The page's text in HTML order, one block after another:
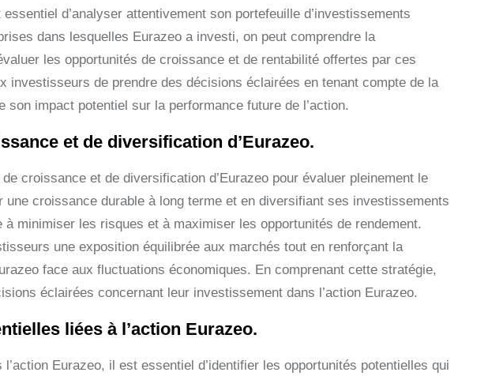
d’analyser attentivement son portefeuille d’investissements
dans lesquelles Eurazeo a investi, on peut comprendre la
les opportunités de croissance et de rentabilité offertes par ces
investisseurs de prendre des décisions éclairées en tenant compte de la
son impact potentiel sur la performance future de l’action.
et de diversification d’Eurazeo.
croissance et de diversification d’Eurazeo pour évaluer pleinement le
une croissance durable à long terme et en diversifiant ses investissements
minimiser les risques et à maximiser les opportunités de rendement.
une exposition équilibrée aux marchés tout en renforçant la
face aux fluctuations économiques. En comprenant cette stratégie,
éclairées concernant leur investissement dans l’action Eurazeo.
liées à l’action Eurazeo.
Eurazeo, il est essentiel d’identifier les opportunités potentielles qui